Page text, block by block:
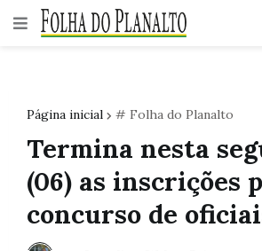
Página inicial # Folha do Planalto
Termina nesta
(06) as inscrições
concurso de